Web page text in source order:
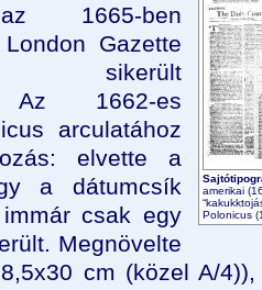
amerikai
Polonicus
1665-ben
Gazette
sikerült
Az 1662-es
arculatához
elvette a
a dátumcsík
csak egy
Megnövelte
cm (közel A/